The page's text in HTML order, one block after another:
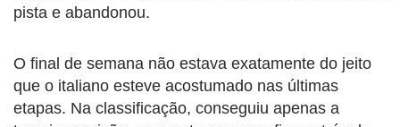
pista e abandonou.
O final de semana não estava exatamente do jeito
que o italiano esteve acostumado nas últimas
etapas. Na classificação, conseguiu apenas a